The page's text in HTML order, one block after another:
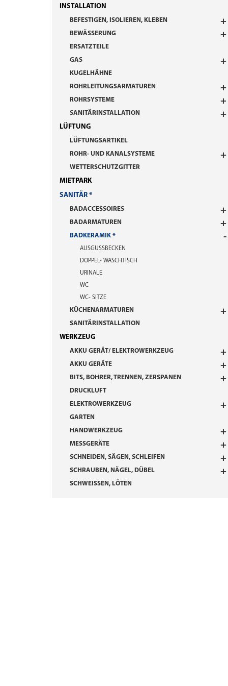
INSTALLATION
BEFESTIGEN, ISOLIEREN, KLEBEN
BEWÄSSERUNG
ERSATZTEILE
GAS
KUGELHÄHNE
ROHRLEITUNGSARMATUREN
ROHRSYSTEME
SANITÄRINSTALLATION
LÜFTUNG
LÜFTUNGSARTIKEL
ROHR- UND KANALSYSTEME
WETTERSCHUTZGITTER
MIETPARK
SANITÄR
BADACCESSOIRES
BADARMATUREN
BADKERAMIK
AUSGUSSBECKEN
DOPPEL- WASCHTISCH
URINALE
WC
WC- SITZE
KÜCHENARMATUREN
SANITÄRINSTALLATION
WERKZEUG
AKKU GERÄT/ ELEKTROWERKZEUG
AKKU GERÄTE
BITS, BOHRER, TRENNEN, ZERSPANEN
DRUCKLUFT
ELEKTROWERKZEUG
GARTEN
HANDWERKZEUG
MESSGERÄTE
SCHNEIDEN, SÄGEN, SCHLEIFEN
SCHRAUBEN, NÄGEL, DÜBEL
SCHWEISSEN, LÖTEN